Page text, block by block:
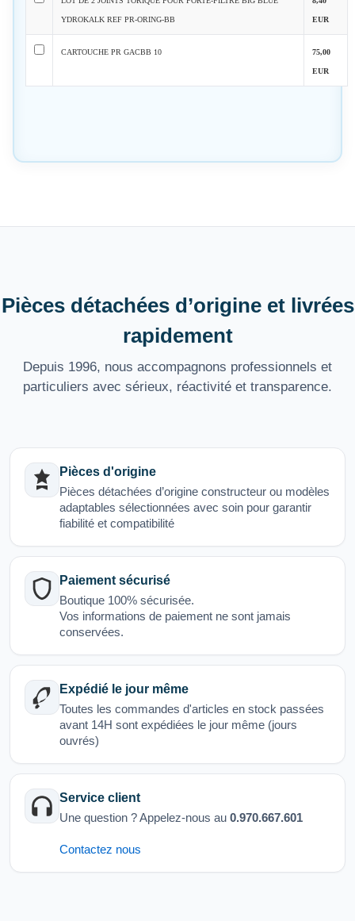
YDROKALK REF PR-ORING-BB EUR
CARTOUCHE PR GACBB 10 75,00
EUR
Pièces détachées d’origine et livrées
rapidement
Depuis 1996, nous accompagnons professionnels et
particuliers avec sérieux, réactivité et transparence.
Pièces d'origine
Pièces détachées d’origine constructeur ou modèles
adaptables sélectionnées avec soin pour garantir
fiabilité et compatibilité
Paiement sécurisé
Boutique 100% sécurisée.
Vos informations de paiement ne sont jamais
conservées.
Expédié le jour même
Toutes les commandes d'articles en stock passées
avant 14H sont expédiées le jour même (jours
ouvrés)
Service client
Une question ? Appelez-nous au 0.970.667.601
Contactez nous